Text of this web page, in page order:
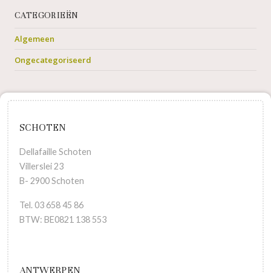
CATEGORIEËN
Algemeen
Ongecategoriseerd
SCHOTEN
Dellafaille Schoten
Villerslei 23
B- 2900 Schoten
Tel. 03 658 45 86
BTW: BE0821 138 553
ANTWERPEN